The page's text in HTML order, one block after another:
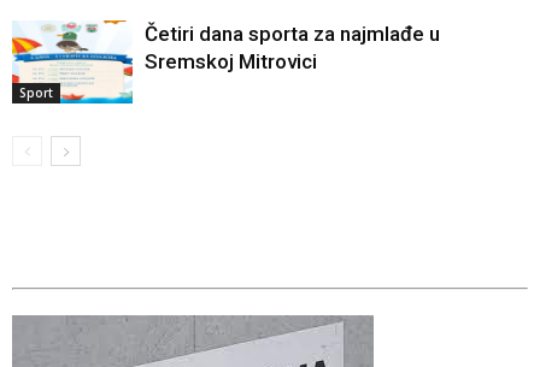
Sport
Četiri dana sporta za najmlađe u
Sremskoj Mitrovici